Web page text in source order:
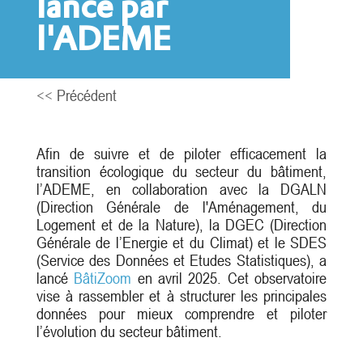
l'ADEME
<< Précédent
Afin de suivre et de piloter efficacement la
transition écologique du secteur du bâtiment,
l’ADEME, en collaboration avec la DGALN
(Direction Générale de l'Aménagement, du
Logement et de la Nature), la DGEC (Direction
Générale de l’Energie et du Climat) et le SDES
(Service des Données et Etudes Statistiques), a
lancé BâtiZoom en avril 2025. Cet observatoire
vise à rassembler et à structurer les principales
données pour mieux comprendre et piloter
l’évolution du secteur bâtiment.